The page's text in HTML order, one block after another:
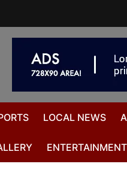
LOCAL NEWS
ENTERTAINMENT